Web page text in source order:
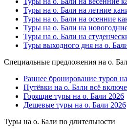
Туры на о. Бали на летние
Туры на о. Бали на осенние
Туры на о. Бали на
Туры на о. Бали на
Туры выходного дня на о.
Специальные предложения на о.
Раннее бронирование туров
Путёвки на о. Бали всё
Горящие туры на о. Бали 2026
Дешевые туры на о. Бали 2026
Туры на о. Бали по длительности